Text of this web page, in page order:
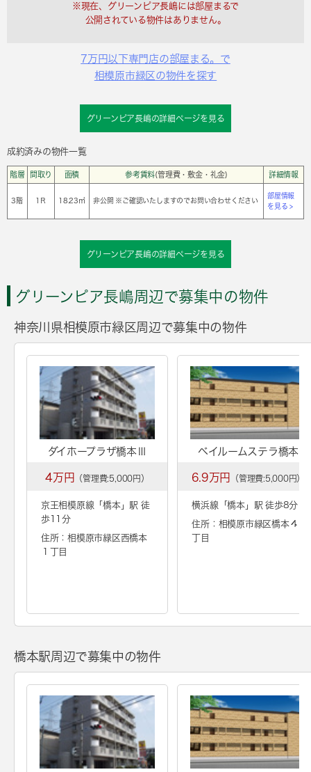
※現在、グリーンピア長嶋には部屋まるで
公開されている物件はありません。
7万円以下専門店の部屋まる。で
相模原市緑区の物件を探す
グリーンピア長嶋の詳細ページを見る
成約済みの物件一覧
階層 間取り 面積 参考賃料(管理費・敷金・礼金) 詳細情報
3階 1Ｒ 18.23㎡ 非公開 ※ご確認いたしますのでお問い合わせください
部屋情報
を見る >
グリーンピア長嶋の詳細ページを見る
グリーンピア長嶋周辺で募集中の物件
神奈川県相模原市緑区周辺で募集中の物件
ダイホープラザ橋本Ⅲ
4万円 （管理費:5,000円）
京王相模原線「橋本」駅 徒
歩11分
住所：相模原市緑区西橋本
１丁目
ベイルームステラ橋本
6.9万円 （管理費:5,000円）
横浜線「橋本」駅 徒歩8分
住所：相模原市緑区橋本４
丁目
橋本駅周辺で募集中の物件